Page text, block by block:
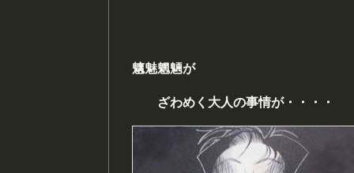
魑魅魍魎が
ざわめく大人の事情が・・・・